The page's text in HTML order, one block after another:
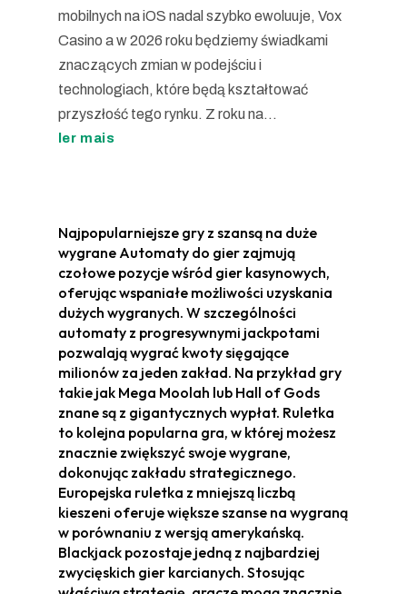
mobilnych na iOS nadal szybko ewoluuje, Vox
Casino a w 2026 roku będziemy świadkami
znaczących zmian w podejściu i
technologiach, które będą kształtować
przyszłość tego rynku. Z roku na...
ler mais
Najpopularniejsze gry z szansą na duże
wygrane Automaty do gier zajmują
czołowe pozycje wśród gier kasynowych,
oferując wspaniałe możliwości uzyskania
dużych wygranych. W szczególności
automaty z progresywnymi jackpotami
pozwalają wygrać kwoty sięgające
milionów za jeden zakład. Na przykład gry
takie jak Mega Moolah lub Hall of Gods
znane są z gigantycznych wypłat. Ruletka
to kolejna popularna gra, w której możesz
znacznie zwiększyć swoje wygrane,
dokonując zakładu strategicznego.
Europejska ruletka z mniejszą liczbą
kieszeni oferuje większe szanse na wygraną
w porównaniu z wersją amerykańską.
Blackjack pozostaje jedną z najbardziej
zwycięskich gier karcianych. Stosując